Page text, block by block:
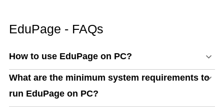
EduPage - FAQs
How to use EduPage on PC?
What are the minimum system requirements to
run EduPage on PC?